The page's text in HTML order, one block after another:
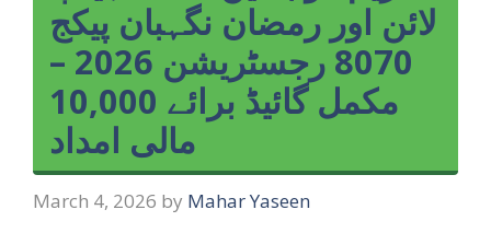
لائن اور رمضان نگہبان پیکج
8070 رجسٹریشن 2026 –
مکمل گائیڈ برائے 10,000
مالی امداد
March 4, 2026 by Mahar Yaseen